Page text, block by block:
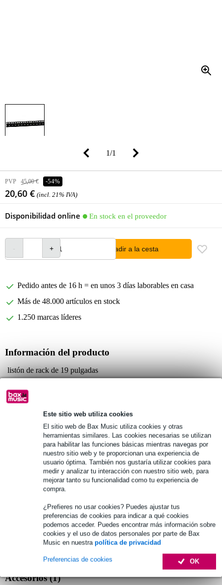
Este sitio web utiliza cookies
El sitio web de Bax Music utiliza cookies y otras
herramientas similares. Las cookies necesarias se utilizan
para habilitar las funciones básicas mientras navegas por
nuestro sitio web y te proporcionan una experiencia de
usuario óptima. También nos gustaría utilizar cookies para
medir y analizar tu interacción con nuestro sitio web, para
mejorar tanto su funcionalidad como tu experiencia de
compra.
¿Prefieres no usar cookies? Puedes ajustar tus
preferencias de cookies para indicar a qué cookies
podemos acceder. Puedes encontrar más información sobre
cookies y el uso de datos personales por parte de Bax
Music en nuestra política de privacidad
OK
Preferencias de cookies
1/1
PVP 45,00 € -54%
20,60 € (incl. 21% IVA)
Disponibilidad online En stock en el proveedor
añadir a la cesta
Pedido antes de 16 h = en unos 3 días laborables en casa
Más de 48.000 artículos en stock
1.250 marcas líderes
Información del producto
listón de rack de 19 pulgadas
grosor: 2 mm
Especificaciones completas
Véase también (12)
Accesorios (1)